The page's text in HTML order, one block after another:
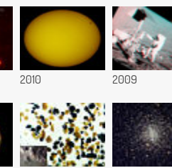
2010 2009